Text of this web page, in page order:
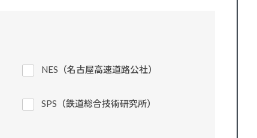
NES（名古屋高速道路公社）
SPS（鉄道総合技術研究所）